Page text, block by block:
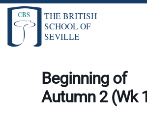
Beginning of
Autumn 2 (Wk